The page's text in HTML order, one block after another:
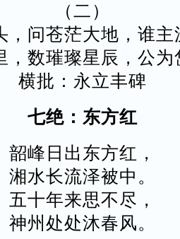
（二）
，问苍茫大地，谁
，数璀璨星辰，公
横批：永立丰碑
七绝：东方红
韶峰日出东方红，
湘水长流泽被中。
五十年来思不尽，
神州处处沐春风。